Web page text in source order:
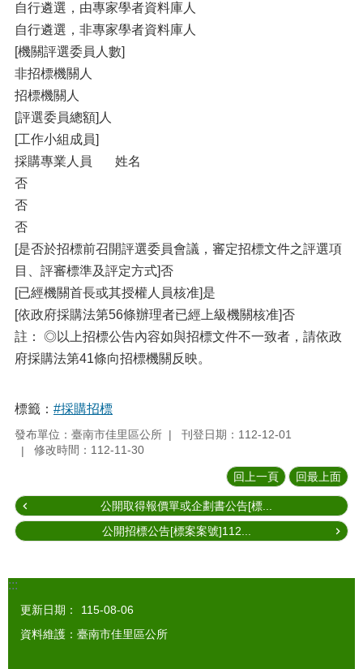
自行遴選，由專家學者資料庫人
自行遴選，非專家學者資料庫人
[機關評選委員人數]
非招標機關人
招標機關人
[評選委員總額]人
[工作小組成員]
採購專業人員 姓名
否
否
否
[是否於招標前召開評選委員會議，審定招標文件之評選項
目、評審標準及評定方式]否
[已經機關首長或其授權人員核准]是
[依政府採購法第56條辦理者已經上級機關核准]否
註： ◎以上招標公告內容如與招標文件不一致者，請依政
府採購法第41條向招標機關反映。
標籤： #採購招標
發布單位：臺南市佳里區公所
刊登日期：112-12-01
修改時間：112-11-30
回上一頁 回最上面
公開取得報價單或企劃書公告[標...
公開招標公告[標案案號]112...
:::
更新日期：
115-08-06
資料維護：臺南市佳里區公所